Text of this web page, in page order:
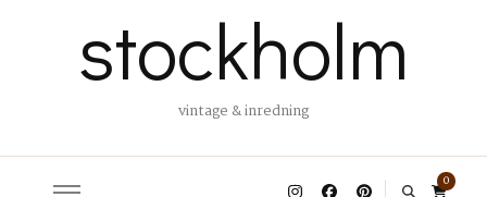
stockholm
vintage & inredning
0